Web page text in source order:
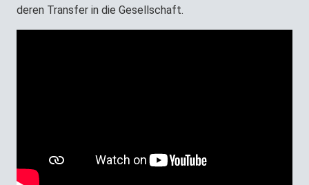
deren Transfer in die Gesellschaft.